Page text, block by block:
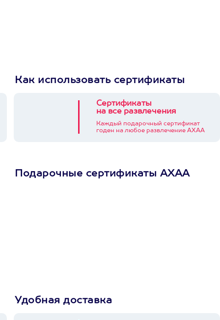
Как использовать сертификаты
Сертификаты
на все развлечения
Каждый подарочный сертификат
годен на любое развлечение АХАА
Подарочные сертификаты АХАА
Удобная доставка